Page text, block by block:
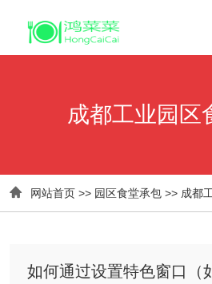
成都工业园区
 网站首页 >> 园区食堂承包 >> 成都
如何通过设置特色窗口（